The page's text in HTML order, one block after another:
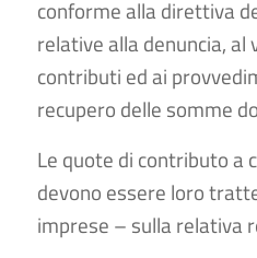
conforme alla direttiva
relative alla denuncia, al
contributi ed ai
recupero delle somme
Le quote di contributo a
devono essere loro
imprese – sulla relativa